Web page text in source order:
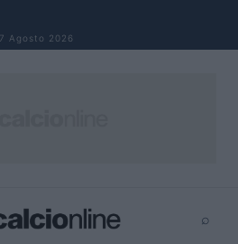
7 Agosto 2026
⌕